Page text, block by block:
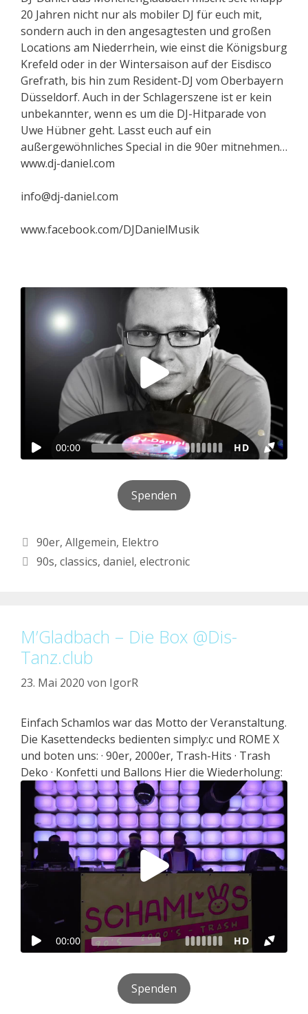
20 Jahren nicht nur als mobiler DJ für euch mit,
sondern auch in den angesagtesten und großen
Locations am Niederrhein, wie einst die Königsburg
Krefeld oder in der Wintersaison auf der Eisdisco
Grefrath, bis hin zum Resident-DJ vom Oberbayern
Düsseldorf. Auch in der Schlagerszene ist er kein
unbekannter, wenn es um die DJ-Hitparade von
Uwe Hübner geht. Lasst euch auf ein
außergewöhnliches Special in die 90er mitnehmen…
www.dj-daniel.com
info@dj-daniel.com
www.facebook.com/DJDanielMusik
Spenden
Kategorien
90er, Allgemein, Elektro
Schlagwörter
90s, classics, daniel, electronic
M’Gladbach – Die Box @Dis-
Tanz.club
23. Mai 2020 von IgorR
Einfach Schamlos war das Motto der Veranstaltung.
Die Kasettendecks bedienten simply:c und ROME X
und boten uns: · 90er, 2000er, Trash-Hits · Trash
Deko · Konfetti und Ballons Hier die Wiederholung:
Spenden